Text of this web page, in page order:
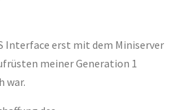
Interface erst mit dem Miniserver
meiner Generation 1
war.